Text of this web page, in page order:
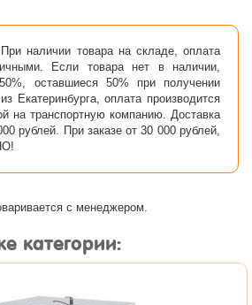
При наличии товара на складе, оплата
Если товара нет в наличии,
оставшиеся 50% при получении
Екатеринбурга, оплата производится
на транспортную компанию. Доставка
рублей. При заказе от 30 000 рублей,
с менеджером.
категории: